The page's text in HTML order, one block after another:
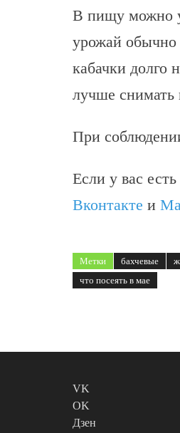
В пищу можно
урожай обычно
кабачки долго
лучше снимать
При
Если у вас
Вконтакте и
Метки бахчевые
что посеять в мае
VK
OK
Дзен